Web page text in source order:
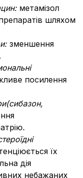
метамізол
шляхом
зменшення
посилення
(сибазон,
їх
дія
небажаних